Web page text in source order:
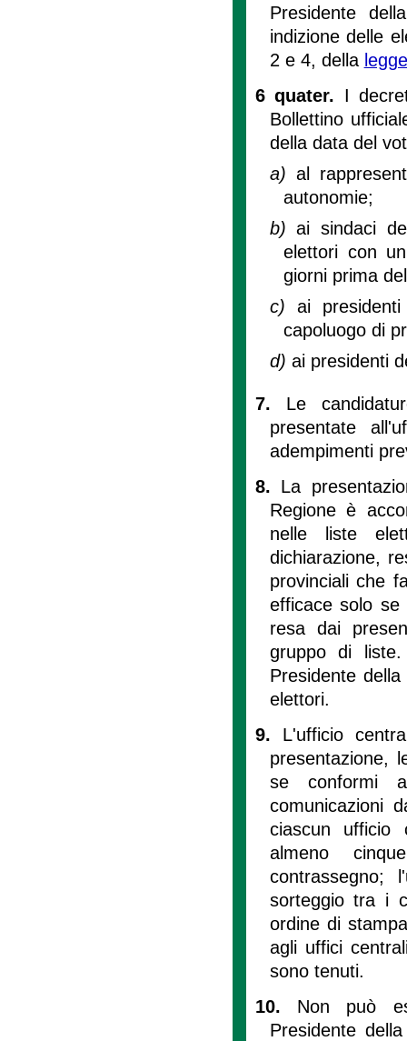
Presidente
indizione delle
2 e 4, della
6 quater. I
Bollettino
della data del
a) al
autonomie;
b)ai sindaci
elettori con
giorni prima
c) ai
capoluogo di
d) ai presidenti
7. Le
presentate
adempimenti
8. La
Regione è
nelle liste
dichiarazione,
provinciali che
efficace solo se
resa dai
gruppo di
Presidente
elettori.
9. L'ufficio
presentazione,
se conformi
comunicazioni
ciascun ufficio
almeno
contrassegno;
sorteggio tra i
ordine di
agli uffici
sono tenuti.
10. Non può
Presidente